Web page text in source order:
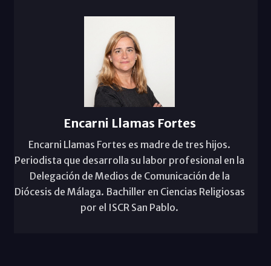
Encarni Llamas Fortes
Encarni Llamas Fortes es madre de tres hijos.
Periodista que desarrolla su labor profesional en la
Delegación de Medios de Comunicación de la
Diócesis de Málaga. Bachiller en Ciencias Religiosas
por el ISCR San Pablo.